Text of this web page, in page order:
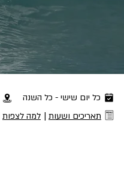
כל יום שישי - כל השנה
למה לצפות תאריכים ושעות |